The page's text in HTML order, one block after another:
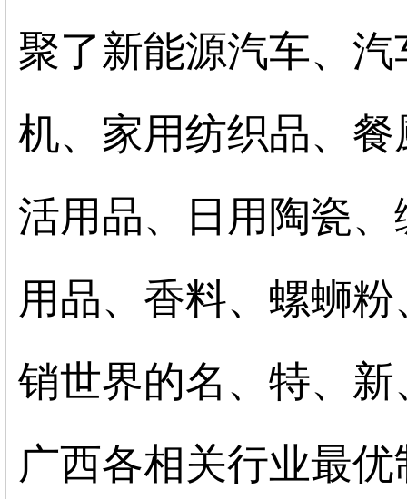
聚了新能源汽车、
机、家用纺织品、
活用品、日用陶瓷
用品、香料、螺蛳
销世界的名、特、
广西各相关行业最